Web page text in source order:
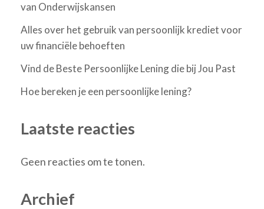
van Onderwijskansen
Alles over het gebruik van persoonlijk krediet voor
uw financiële behoeften
Vind de Beste Persoonlijke Lening die bij Jou Past
Hoe bereken je een persoonlijke lening?
Laatste reacties
Geen reacties om te tonen.
Archief